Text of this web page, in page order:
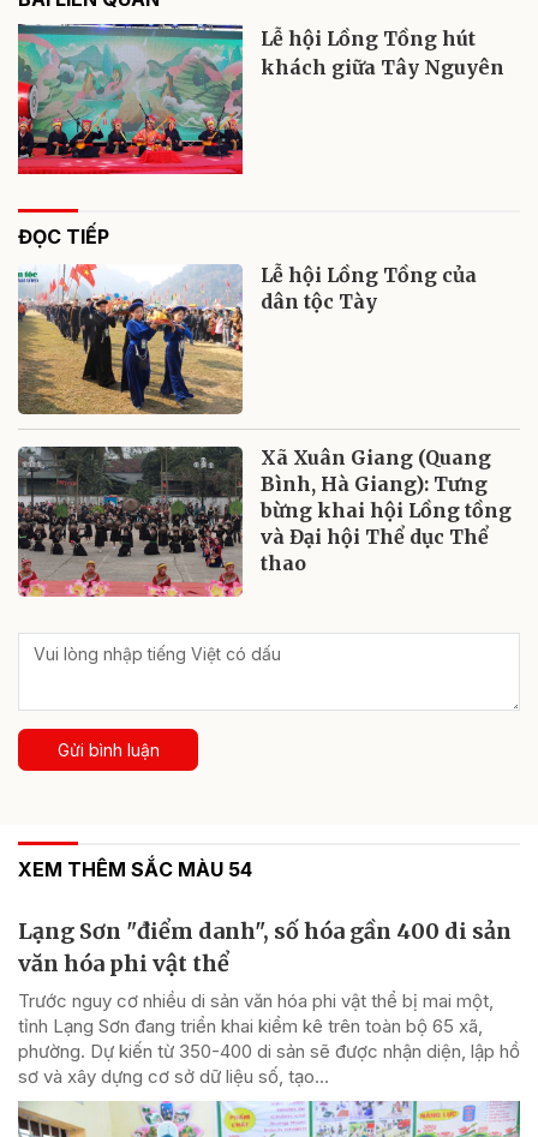
Lễ hội Lồng Tồng hút
khách giữa Tây Nguyên
ĐỌC TIẾP
Lễ hội Lồng Tồng của
dân tộc Tày
Xã Xuân Giang (Quang
Bình, Hà Giang): Tưng
bừng khai hội Lồng tồng
và Đại hội Thể dục Thể
thao
Gửi bình luận
XEM THÊM SẮC MÀU 54
Lạng Sơn "điểm danh", số hóa gần 400 di sản
văn hóa phi vật thể
Trước nguy cơ nhiều di sản văn hóa phi vật thể bị mai một,
tỉnh Lạng Sơn đang triển khai kiểm kê trên toàn bộ 65 xã,
phường. Dự kiến từ 350-400 di sản sẽ được nhận diện, lập hồ
sơ và xây dựng cơ sở dữ liệu số, tạo...